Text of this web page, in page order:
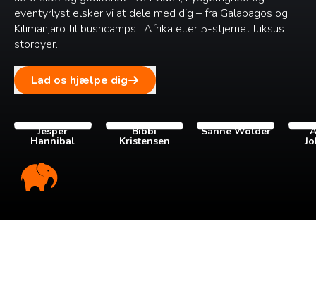
eventyrlyst elsker vi at dele med dig – fra Galapagos og
Kilimanjaro til bushcamps i Afrika eller 5-stjernet luksus i
storbyer.
Lad os hjælpe dig
Jesper
Hannibal
Bibbi
Kristensen
Sanne Wolder